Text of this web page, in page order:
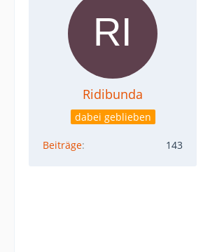
Ridibunda
dabei geblieben
Beiträge 143